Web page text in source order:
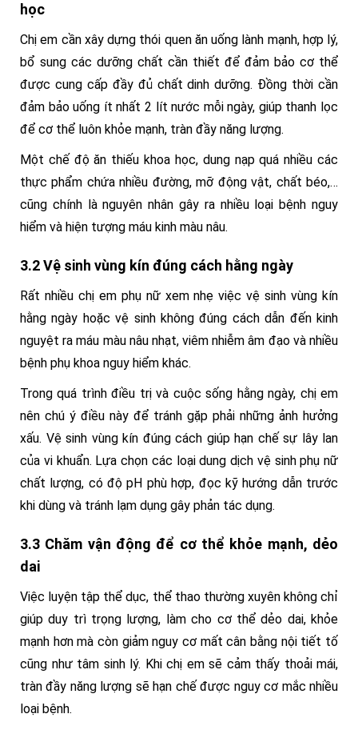
học
Chị em cần xây dựng thói quen ăn uống lành mạnh, hợp lý,
bổ sung các dưỡng chất cần thiết để đảm bảo cơ thể
được cung cấp đầy đủ chất dinh dưỡng. Đồng thời cần
đảm bảo uống ít nhất 2 lít nước mỗi ngày, giúp thanh lọc
để cơ thể luôn khỏe mạnh, tràn đầy năng lượng.
Một chế độ ăn thiếu khoa học, dung nạp quá nhiều các
thực phẩm chứa nhiều đường, mỡ động vật, chất béo,…
cũng chính là nguyên nhân gây ra nhiều loại bệnh nguy
hiểm và hiện tượng máu kinh màu nâu.
3.2 Vệ sinh vùng kín đúng cách hằng ngày
Rất nhiều chị em phụ nữ xem nhẹ việc vệ sinh vùng kín
hằng ngày hoặc vệ sinh không đúng cách dẫn đến kinh
nguyệt ra máu màu nâu nhạt, viêm nhiễm âm đạo và nhiều
bệnh phụ khoa nguy hiểm khác.
Trong quá trình điều trị và cuộc sống hằng ngày, chị em
nên chú ý điều này để tránh gặp phải những ảnh hưởng
xấu. Vệ sinh vùng kín đúng cách giúp hạn chế sự lây lan
của vi khuẩn. Lựa chọn các loại dung dịch vệ sinh phụ nữ
chất lượng, có độ pH phù hợp, đọc kỹ hướng dẫn trước
khi dùng và tránh lạm dụng gây phản tác dụng.
3.3 Chăm vận động để cơ thể khỏe mạnh, dẻo
dai
Việc luyện tập thể dục, thể thao thường xuyên không chỉ
giúp duy trì trọng lượng, làm cho cơ thể dẻo dai, khỏe
mạnh hơn mà còn giảm nguy cơ mất cân bằng nội tiết tố
cũng như tâm sinh lý. Khi chị em sẽ cảm thấy thoải mái,
tràn đầy năng lượng sẽ hạn chế được nguy cơ mắc nhiều
loại bệnh.